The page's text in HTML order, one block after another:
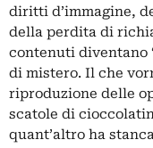
diritti d’immagine,
della perdita di
contenuti diventano
di mistero. Il che
riproduzione delle
scatole di
quant’altro ha